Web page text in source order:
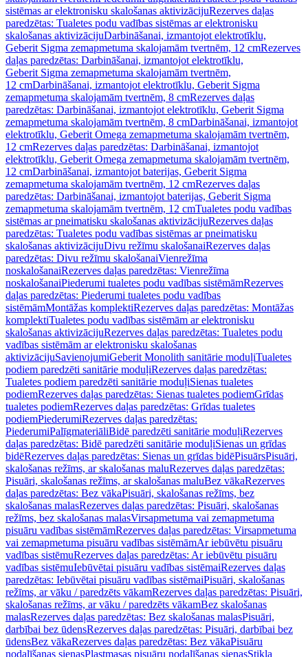
sistēmas ar elektronisku skalošanas aktivizācijuRezerves daļas
paredzētas: Tualetes podu vadības sistēmas ar elektronisku
skalošanas aktivizācijuDarbināšanai, izmantojot elektrotīklu,
Geberit Sigma zemapmetuma skalojamām tvertnēm, 12 cmRezerves
daļas paredzētas: Darbināšanai, izmantojot elektrotīklu,
Geberit Sigma zemapmetuma skalojamām tvertnēm,
12 cmDarbināšanai, izmantojot elektrotīklu, Geberit Sigma
zemapmetuma skalojamām tvertnēm, 8 cmRezerves daļas
paredzētas: Darbināšanai, izmantojot elektrotīklu, Geberit Sigma
zemapmetuma skalojamām tvertnēm, 8 cmDarbināšanai, izmantojot
elektrotīklu, Geberit Omega zemapmetuma skalojamām tvertnēm,
12 cmRezerves daļas paredzētas: Darbināšanai, izmantojot
elektrotīklu, Geberit Omega zemapmetuma skalojamām tvertnēm,
12 cmDarbināšanai, izmantojot baterijas, Geberit Sigma
zemapmetuma skalojamām tvertnēm, 12 cmRezerves daļas
paredzētas: Darbināšanai, izmantojot baterijas, Geberit Sigma
zemapmetuma skalojamām tvertnēm, 12 cmTualetes podu vadības
sistēmas ar pneimatisku skalošanas aktivizācijuRezerves daļas
paredzētas: Tualetes podu vadības sistēmas ar pneimatisku
skalošanas aktivizācijuDivu režīmu skalošanaiRezerves daļas
paredzētas: Divu režīmu skalošanaiVienrežīma
noskalošanaiRezerves daļas paredzētas: Vienrežīma
noskalošanaiPiederumi tualetes podu vadības sistēmāmRezerves
daļas paredzētas: Piederumi tualetes podu vadības
sistēmāmMontāžas komplektiRezerves daļas paredzētas: Montāžas
komplektiTualetes podu vadības sistēmām ar elektronisku
skalošanas aktivizācijuRezerves daļas paredzētas: Tualetes podu
vadības sistēmām ar elektronisku skalošanas
aktivizācijuSavienojumiGeberit Monolith sanitārie moduļiTualetes
podiem paredzēti sanitārie moduļiRezerves daļas paredzētas:
Tualetes podiem paredzēti sanitārie moduļiSienas tualetes
podiemRezerves daļas paredzētas: Sienas tualetes podiemGrīdas
tualetes podiemRezerves daļas paredzētas: Grīdas tualetes
podiemPiederumiRezerves daļas paredzētas:
PiederumiPalīgmateriāliBidē paredzēti sanitārie moduļiRezerves
daļas paredzētas: Bidē paredzēti sanitārie moduļiSienas un grīdas
bidēRezerves daļas paredzētas: Sienas un grīdas bidēPisuārsPisuāri,
skalošanas režīms, ar skalošanas maluRezerves daļas paredzētas:
Pisuāri, skalošanas režīms, ar skalošanas maluBez vākaRezerves
daļas paredzētas: Bez vākaPisuāri, skalošanas režīms, bez
skalošanas malasRezerves daļas paredzētas: Pisuāri, skalošanas
režīms, bez skalošanas malasVirsapmetuma vai zemapmetuma
pisuāru vadības sistēmāmRezerves daļas paredzētas: Virsapmetuma
vai zemapmetuma pisuāru vadības sistēmāmAr iebūvētu pisuāru
vadības sistēmuRezerves daļas paredzētas: Ar iebūvētu pisuāru
vadības sistēmuIebūvētai pisuāru vadības sistēmaiRezerves daļas
paredzētas: Iebūvētai pisuāru vadības sistēmaiPisuāri, skalošanas
režīms, ar vāku / paredzēts vākamRezerves daļas paredzētas: Pisuāri,
skalošanas režīms, ar vāku / paredzēts vākamBez skalošanas
malasRezerves daļas paredzētas: Bez skalošanas malasPisuāri,
darbībai bez ūdensRezerves daļas paredzētas: Pisuāri, darbībai bez
ūdensBez vākaRezerves daļas paredzētas: Bez vākaPisuāru
nodalīšanas sienasPlastmasas pisuāru nodalīšanas sienasStikla